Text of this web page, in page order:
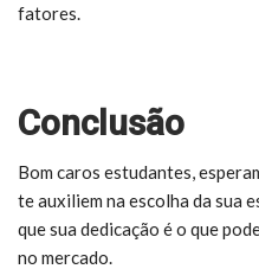
fatores.
Conclusão
Bom caros estudantes,
te auxiliem na escolha da sua
que sua dedicação é o que
no mercado.